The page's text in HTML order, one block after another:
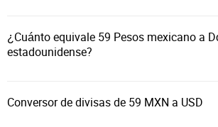
¿Cuánto equivale 59 Pesos mexicano a
estadounidense?
Conversor de divisas de 59 MXN a USD